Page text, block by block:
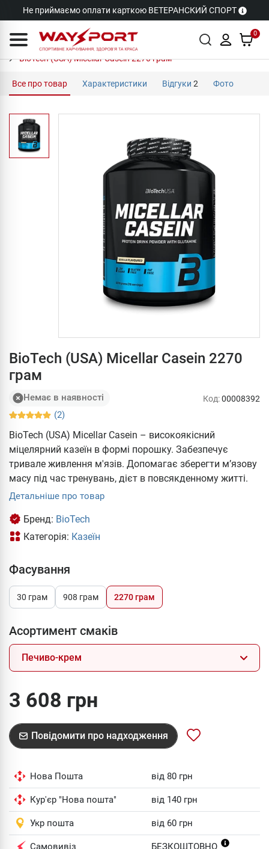
Не приймаємо оплати карткою ВЕТЕРАНСКИЙ СПОРТ
0
BioTech (USA) Micellar Casein 2270 грам
Все про товар Характеристики Відгуки 2 Фото
BioTech (USA) Micellar Casein 2270
грам
Немає в наявності
(2)
Код:00008392
BioTech (USA) Micellar Casein – високоякісний
міцелярний казеїн в формі порошку. Забезпечує
тривале живлення м'язів. Допомагає зберегти м’язову
масу під час тренувань, дієт в повсякденному житті.
Детальніше про товар
Бренд: BioTech
Категорія: Казеїн
Фасування
30 грам 908 грам 2270 грам
Асортимент смаків
Печиво-крем
3 608 грн
Повідомити про надходження
Нова Пошта від 80 грн
Кур'єр "Нова пошта" від 140 грн
Укр пошта від 60 грн
Самовивіз БЕЗКОШТОВНО